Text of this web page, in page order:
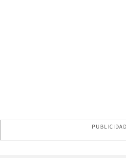
PUBLICIDAD